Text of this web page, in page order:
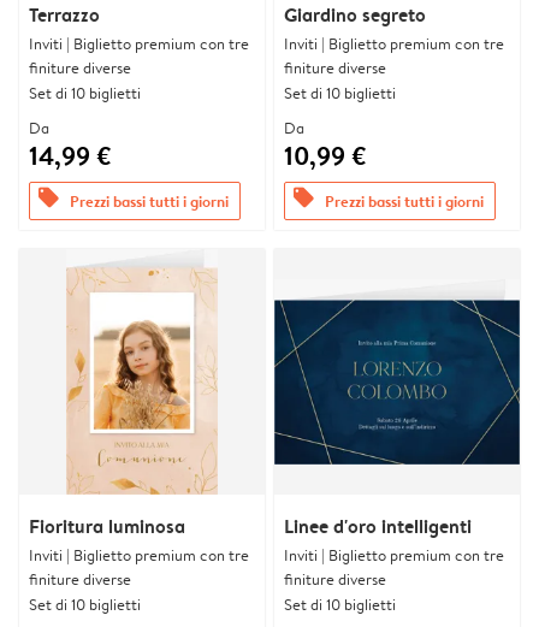
Terrazzo
Inviti | Biglietto premium con tre
finiture diverse
Set di 10 biglietti
Da
14,99 €
offers Prezzi bassi tutti i giorni
Giardino segreto
Inviti | Biglietto premium con tre
finiture diverse
Set di 10 biglietti
Da
10,99 €
offers Prezzi bassi tutti i giorni
Fioritura luminosa
Inviti | Biglietto premium con tre
finiture diverse
Set di 10 biglietti
Linee d'oro intelligenti
Inviti | Biglietto premium con tre
finiture diverse
Set di 10 biglietti